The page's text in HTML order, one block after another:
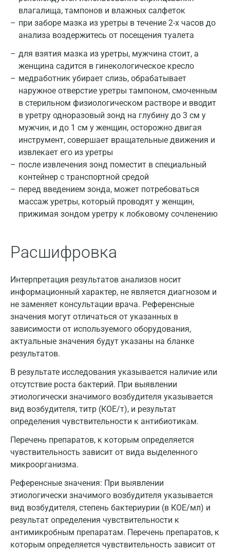
влагалища, тампонов и влажных салфеток
при заборе мазка из уретры в течение 2-х часов до
анализа воздержитесь от посещения туалета
для взятия мазка из уретры, мужчина стоит, а
женщина садится в гинекологическое кресло
медработник убирает слизь, обрабатывает
наружное отверстие уретры тампоном, смоченным
в стерильном физиологическом растворе и вводит
в уретру одноразовый зонд на глубину до 3 см у
мужчин, и до 1 см у женщин, осторожно двигая
инструмент, совершает вращательные движения и
извлекает его из уретры
после извлечения зонд поместит в специальный
контейнер с транспортной средой
перед введением зонда, может потребоваться
массаж уретры, который проводят у женщин,
прижимая зондом уретру к лобковому сочленению
Расшифровка
Интерпретация результатов анализов носит
информационный характер, не является диагнозом и
не заменяет консультации врача. Референсные
значения могут отличаться от указанных в
зависимости от используемого оборудования,
актуальные значения будут указаны на бланке
результатов.
В результате исследования указывается наличие или
отсутствие роста бактерий. При выявлении
этиологически значимого возбудителя указывается
вид возбудителя, титр (КОЕ/т), и результат
определения чувствительности к антибиотикам.
Перечень препаратов, к которым определяется
чувствительность зависит от вида выделенного
микроорганизма.
Референсные значения: При выявлении
этиологически значимого возбудителя указывается
вид возбудителя, степень бактериурии (в КОЕ/мл) и
результат определения чувствительности к
антимикробным препаратам. Перечень препаратов, к
которым определяется чувствительность зависит от
Москва
Санкт-Петербург
Нижний Новгород
Казань
Альметьевск
Армавир
Астрахань
Балашиха
Барнаул
Брянск
Видное
Владимир
Волгоград
Волжский
Вологда
Воронеж
Всеволожск
Гатчина
Геленджик